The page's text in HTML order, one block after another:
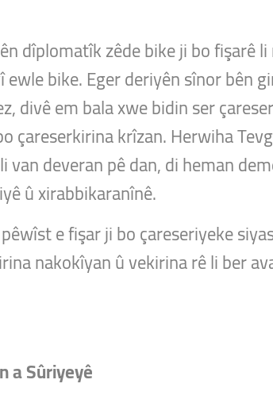
dîplomatîk zêde bike ji bo fişarê
bike. Eger deriyên sînor bên
divê em bala xwe bidin ser
krîzan. Herwiha
deveran pê dan, di heman
û xirabbikaranînê.
e fişar ji bo çareseriyeke
nakokîyan û vekirina rê li ber
a Sûriyeyê